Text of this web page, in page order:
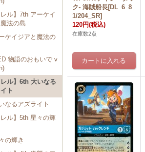
レル】7th アーケイ
法の島
ケイジアと魔法の
物語のおもいで v
レル】6th 大いなる
ト
なるアズライト
レル】5th 星々の輝
の輝き
ク- 海賊船長[DL_6_8
1/204_SR]
120円(税込)
在庫数2点